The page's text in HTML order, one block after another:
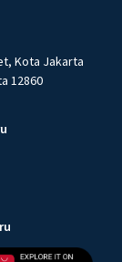
Kota Jakarta
12860